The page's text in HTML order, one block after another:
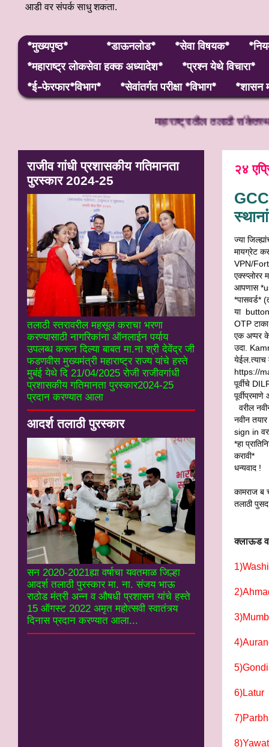
आडी वर संपर्क साधु शकता.
*मुख्यपृष्ठ* *डाऊनलोड* *सेवा विषयक*
*महाराष्ट्र लाेकसेवा हक्क अध्यादेश*
*प्रश्न येथे विचारा*
*ई-फेरफार*विभाग*
*सेवांतर्गत परीक्षा *विभाग* *शासन
महाराष्ट्रातील तलाठी संकेतस्थळावर
२४
ज्या
मायग्रेट
VPN/
आपणास
*पासवर्ड*
या button
OTP
एक अप्पर
उदा.
https://
पूर्वीचे
वरील
नवीन
sign in
*हा
करावी*
धन्यवाद !
कामराज ब
तलाठी
क्लाऊड
राजीव गांधी प्रशासकीय गतिमानता
पुरस्कार 2024-25
तलाठी स्तरावरील महसूल कराचा भरणा
करण्यासाठी नागरिकांना ऑनलाईन पर्याय
उपलब्ध करून दिल्या बाबत मा.ना श्री देवेंद्र जी
फडणवीस मुख्यमंत्री महाराष्ट्र राज्य यांचे हस्ते
मुबंई येथे दि 21/04/2025 रोजी राजीवगांधी
प्रशासकीय गतिमानता पुरस्कार2024-25
प्रदान करण्यात आला
आदर्श तलाठी पुरस्कार
सन 2020-2021ह्या वर्षाचा यवतमाळ जिल्हा
आदर्श तलाठी पुरस्कार मा. ना. संजय भाऊ
राठोड मंत्री अन्न व औषधी प्रशासन यांचे हस्ते
15 ऑगस्ट 2022 अमृत महोत्सवी स्वातंत्र्य
दिनास प्रदान करण्यात आला...